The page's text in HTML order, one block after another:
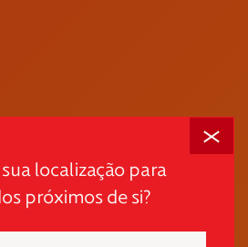
localização para
próximos de si?